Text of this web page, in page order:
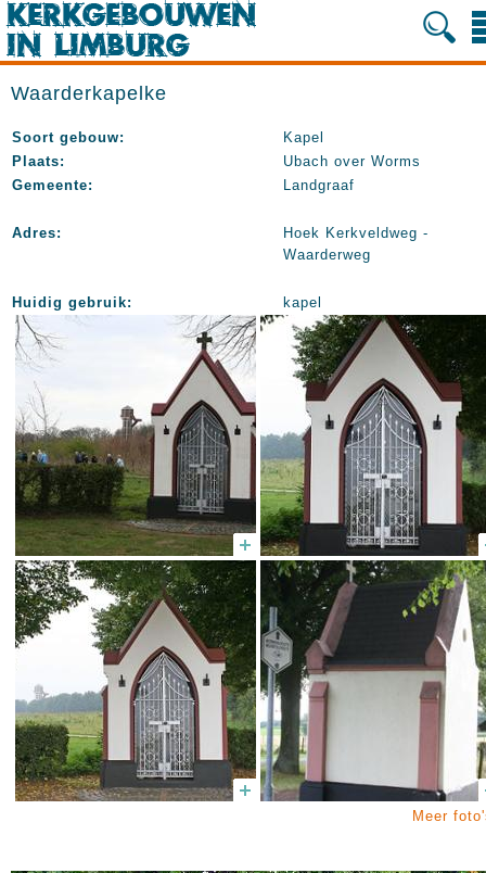
Waarderkapelke
Soort gebouw:
Kapel
Plaats:
Ubach over Worms
Gemeente:
Landgraaf
Adres:
Hoek Kerkveldweg -
Waarderweg
Huidig gebruik: kapel
Meer